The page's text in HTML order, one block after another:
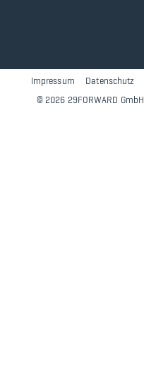
© 2026 29FORWARD GmbH
Impressum Datenschutz